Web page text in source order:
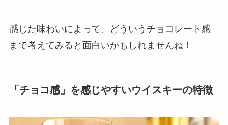
感じた味わいによって、どういうチョコレート感
まで考えてみると面白いかもしれませんね！
「チョコ感」を感じやすいウイスキーの特徴